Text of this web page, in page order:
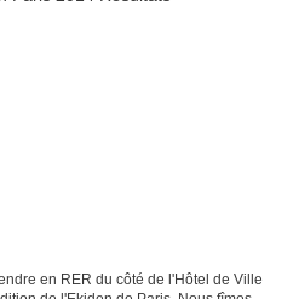
en RER du côté de l'Hôtel de Ville